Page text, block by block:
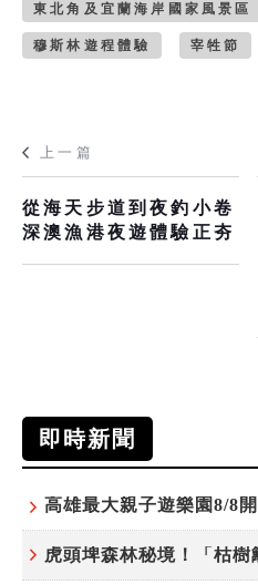
東北角及宜蘭海岸國家風景區
穆斯林遊程體驗 宰牲節
上一篇
從海天步道到夜釣小卷
深澳漁港夜遊體驗正夯
即時新聞